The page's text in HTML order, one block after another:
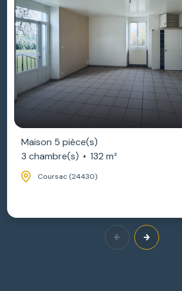
Maison 5 pièce(s)
3 chambre(s)
132 m²
Coursac (24430)